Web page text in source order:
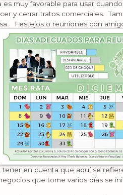
es muy favorable para usar
y cerrar tratos comerciales.
Festejos o reuniones con
tener en cuenta que aquí se
que tome varios días se